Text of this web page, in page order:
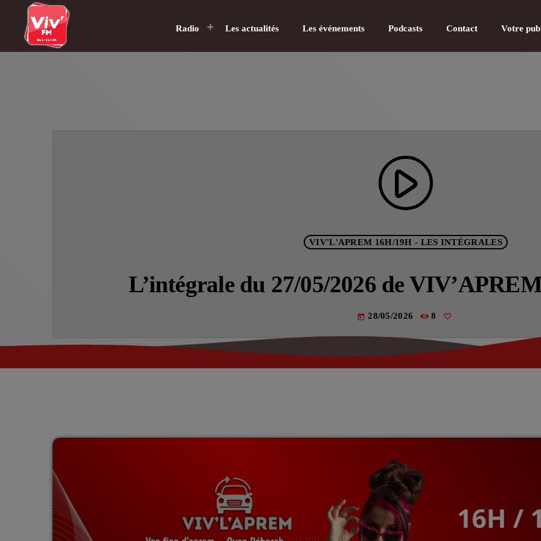
Radio Les actualités Les événements Podcasts Contact Votre
Les
LES
play_arrow
VIV'L'APREM 16H/19H - LES INTÉGRALES
L’intégrale du 27/05/2026 de
today 28/05/2026 8